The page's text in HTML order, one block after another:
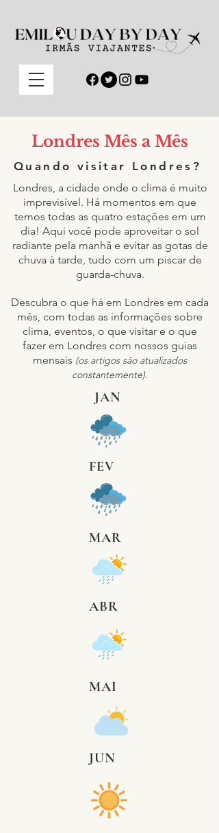
Londres Mês a Mês
Quando visitar Londres?
Londres, a cidade onde o clima é muito
imprevisível. Há momentos em que
temos todas as quatro estações em um
dia! Aqui você pode aproveitar o sol
radiante pela manhã e evitar as gotas de
chuva à tarde, tudo com um piscar de
guarda-chuva.
Descubra o que há em Londres em cada
mês, com todas as informações sobre
clima, eventos, o que visitar e o que
fazer em Londres com nossos guias
mensais (os artigos são atualizados
constantemente).
JAN
FEV
MAR
ABR
MAI
JUN